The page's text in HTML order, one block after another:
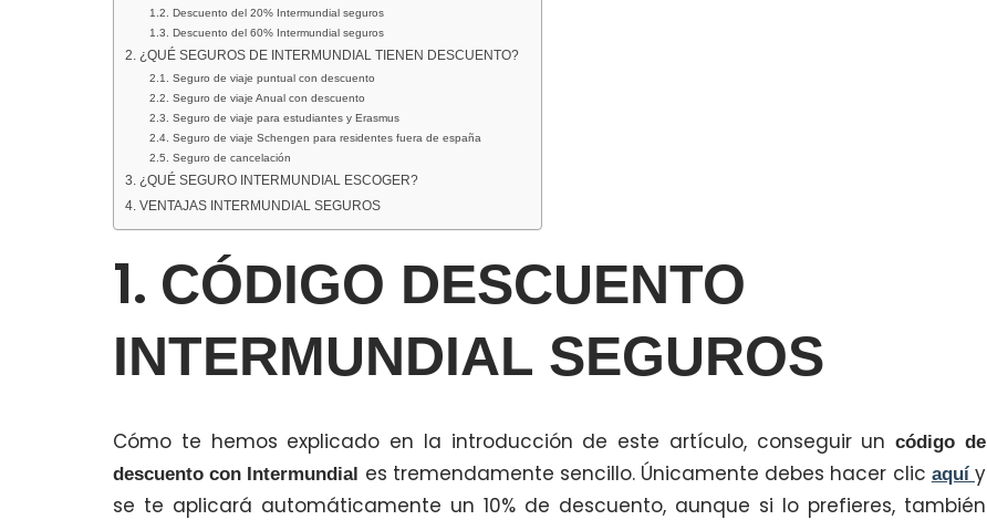
1.2. Descuento del 20% Intermundial seguros
1.3. Descuento del 60% Intermundial seguros
2. ¿QUÉ SEGUROS DE INTERMUNDIAL TIENEN DESCUENTO?
2.1. Seguro de viaje puntual con descuento
2.2. Seguro de viaje Anual con descuento
2.3. Seguro de viaje para estudiantes y Erasmus
2.4. Seguro de viaje Schengen para residentes fuera de españa
2.5. Seguro de cancelación
3. ¿QUÉ SEGURO INTERMUNDIAL ESCOGER?
4. VENTAJAS INTERMUNDIAL SEGUROS
1. CÓDIGO DESCUENTO
INTERMUNDIAL SEGUROS
Cómo te hemos explicado en la introducción de este artículo, conseguir uncódigo de
descuento con Intermundial es tremendamente sencillo. Únicamente debes hacer clic aquíy
se te aplicará automáticamente un 10% de descuento, aunque si lo prefieres, también